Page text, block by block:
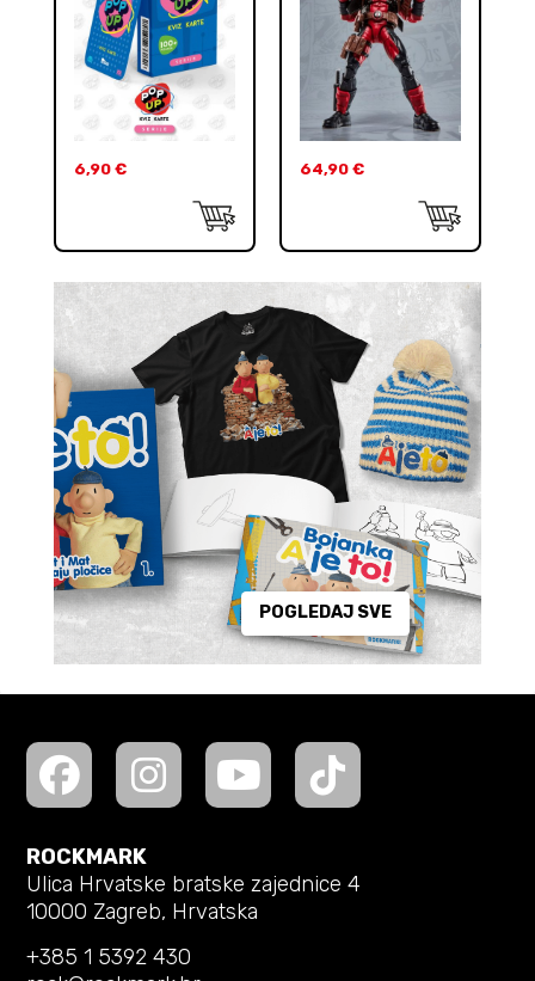
6,90 € 64,90 €
POGLEDAJ SVE
ROCKMARK
Ulica Hrvatske bratske zajednice 4
10000 Zagreb, Hrvatska
+385 1 5392 430